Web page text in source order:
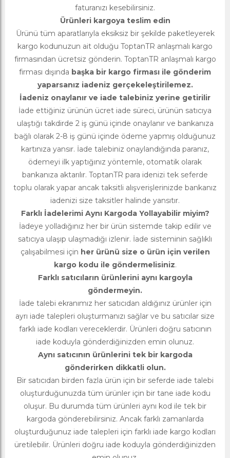
faturanızı kesebilirsiniz.
Ürünleri kargoya teslim edin
Ürünü tüm aparatlarıyla eksiksiz bir şekilde paketleyerek
kargo kodunuzun ait olduğu ToptanTR anlaşmalı kargo
firmasından ücretsiz gönderin. ToptanTR anlaşmalı kargo
firması dışında başka bir kargo firması ile gönderim
yaparsanız iadeniz gerçekeleştirilemez.
İadeniz onaylanır ve iade talebiniz yerine getirilir
İade ettiğiniz ürünün ücret iade süreci, ürünün satıcıya
ulaştığı takdirde 2 iş günü içinde onaylanır ve bankanıza
bağlı olarak 2-8 iş günü içinde ödeme yapmış olduğunuz
kartınıza yansır. İade talebiniz onaylandığında paranız,
ödemeyi ilk yaptığınız yöntemle, otomatik olarak
bankanıza aktarılır. ToptanTR para idenizi tek seferde
toplu olarak yapar ancak taksitli alışverişlerinizde bankanız
iadenizi size taksitler halinde yansıtır.
Farklı İadelerimi Aynı Kargoda Yollayabilir miyim?
İadeye yolladığınız her bir ürün sistemde takip edilir ve
satıcıya ulaşıp ulaşmadığı izlenir. İade sisteminin sağlıklı
çalışabilmesi için her ürünü size o ürün için verilen
kargo kodu ile göndermelisiniz.
Farklı satıcıların ürünlerini aynı kargoyla
göndermeyin.
İade talebi ekranımız her satıcıdan aldığınız ürünler için
ayrı iade talepleri oluşturmanızı sağlar ve bu satıcılar size
farklı iade kodları vereceklerdir. Ürünleri doğru satıcının
iade koduyla gönderdiğinizden emin olunuz.
Aynı satıcının ürünlerini tek bir kargoda
gönderirken dikkatli olun.
Bir satıcıdan birden fazla ürün için bir seferde iade talebi
oluşturduğunuzda tüm ürünler için bir tane iade kodu
oluşur. Bu durumda tüm ürünleri aynı kod ile tek bir
kargoda gönderebilirsiniz. Ancak farklı zamanlarda
oluşturduğunuz iade talepleri için farklı iade kargo kodları
üretilebilir. Ürünleri doğru iade koduyla gönderdiğinizden